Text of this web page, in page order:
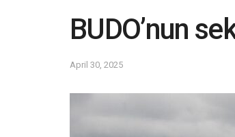
BUDO’nun
April 30, 2025